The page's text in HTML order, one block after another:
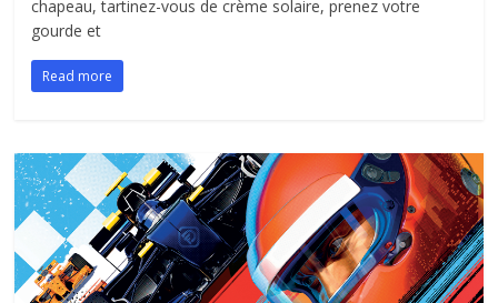
chapeau, tartinez-vous de crème solaire, prenez votre
gourde et
Read more